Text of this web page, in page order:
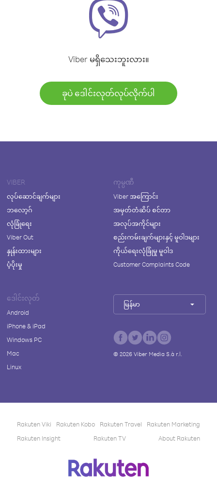
Viber မရှိသေးဘူးလား။
ခုပဲ ဒေါင်းလုတ်လုပ်လိုက်ပါ
VIBER
လုပ်ဆောင်ချက်များ
ဘလော့ဂ်
လုံခြုံရေး
Viber Out
နှုန်းထားများ
ပံ့ပိုးမှု
ကုမ္ပဏီ
Viber အကြောင်း
အမှတ်တံဆိပ် စင်တာ
အလုပ်အကိုင်များ
စည်းကမ်းချက်များနှင့် မူဝါဒများ
ကိုယ်ရေးလုံခြုံမှု မူဝါဒ
Customer Complaints Code
ဒေါင်းလုတ်
Android
iPhone & iPad
Windows PC
Mac
Linux
မြန်မာ
© 2026Viber Media S.à r.l.
Rakuten Viki Rakuten Kobo Rakuten Travel
Rakuten Marketing
Rakuten Insight
Rakuten TV About Rakuten